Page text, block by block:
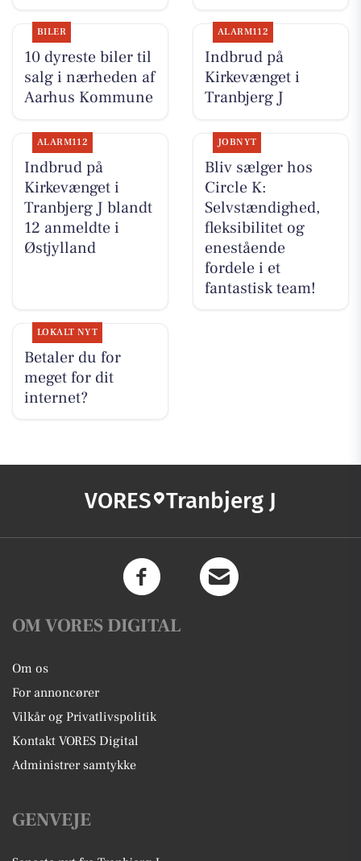
BILER
10 dyreste biler til
salg i nærheden af
Aarhus Kommune
ALARM112
Indbrud på
Kirkevænget i
Tranbjerg J
ALARM112
Indbrud på
Kirkevænget i
Tranbjerg J blandt
12 anmeldte i
Østjylland
JOBNYT
Bliv sælger hos
Circle K:
Selvstændighed,
fleksibilitet og
enestående
fordele i et
fantastisk team!
LOKALT NYT
Betaler du for
meget for dit
internet?
VORES Tranbjerg J
OM VORES DIGITAL
Om os
For annoncører
Vilkår og Privatlivspolitik
Kontakt VORES Digital
Administrer samtykke
GENVEJE